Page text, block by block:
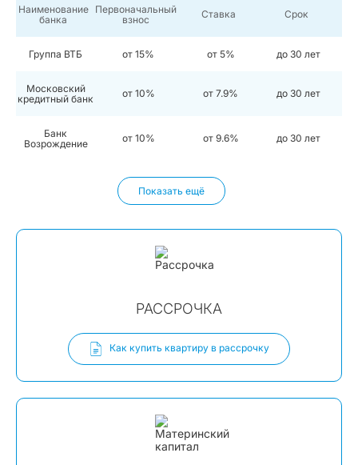
Наименование
банка
Первоначальный
взнос
Ставка Срок
Группа ВТБ от 15% от 5% до 30 лет
Московский
кредитный банк
от 10% от 7.9% до 30 лет
Банк
Возрождение
от 10% от 9.6% до 30 лет
Показать ещё
РАССРОЧКА
Как купить квартиру в рассрочку